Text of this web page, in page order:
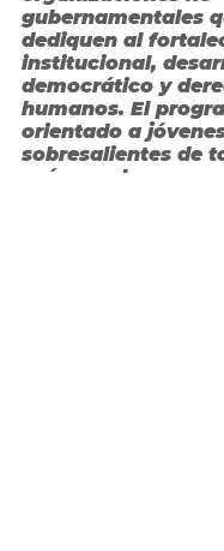
gubernamentales
dediquen al
institucional,
democrático y
humanos. El
orientado a
sobresalientes de
país, que buscan